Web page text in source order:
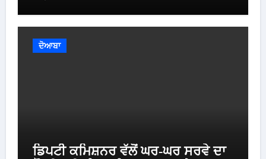
ਦੋਆਬਾ
ਡਿਪਟੀ ਕਮਿਸ਼ਨਰ ਵੱਲੋਂ ਘਰ-ਘਰ ਸਰਵੇ ਦਾ